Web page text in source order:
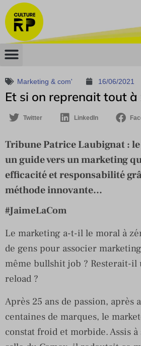
Marketing & com' 16/06/2021
Et si on reprenait tout à
Twitter LinkedIn
Tribune Patrice Laubignat :
un guide vers un marketing
efficacité et responsabilité
méthode innovante...
#JaimeLaCom
Le marketing a-t-il le moral à
de gens pour associer
même bullshit job ? Resterait-il
reload ?
Après 25 ans de passion, après
centaines de marques, le
constat froid et morbide. Assis à